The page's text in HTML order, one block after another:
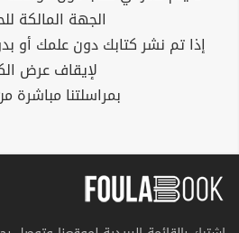
الجهة المالكة
إذا تم نشر كتابك دون علمك أو
لإيقاف عرض
بمراسلتنا مباشرة